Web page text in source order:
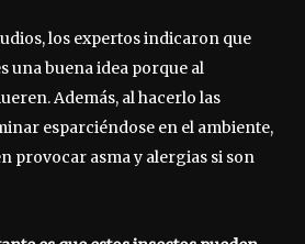
los expertos indicaron que
una buena idea porque al
Además, al hacerlo las
esparciéndose en el ambiente,
provocar asma y alergias si son